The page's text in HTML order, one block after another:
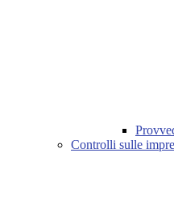
Controlli sulle